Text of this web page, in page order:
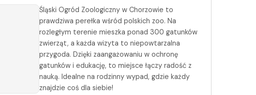
Śląski Ogród Zoologiczny w Chorzowie to
prawdziwa perełka wśród polskich zoo. Na
rozległym terenie mieszka ponad 300 gatunków
zwierząt, a każda wizyta to niepowtarzalna
przygoda. Dzięki zaangażowaniu w ochronę
gatunków i edukację, to miejsce łączy radość z
nauką. Idealne na rodzinny wypad, gdzie każdy
znajdzie coś dla siebie!